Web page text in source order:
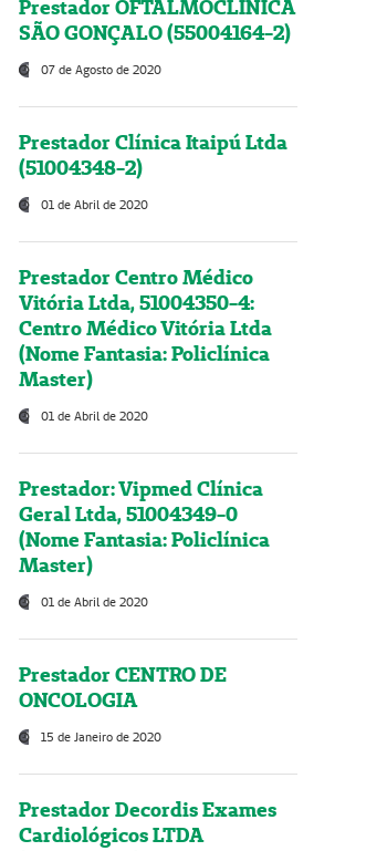
Prestador OFTALMOCLÍNICA
SÃO GONÇALO (55004164-2)
07 de Agosto de 2020
Prestador Clínica Itaipú Ltda
(51004348-2)
01 de Abril de 2020
Prestador Centro Médico
Vitória Ltda, 51004350-4:
Centro Médico Vitória Ltda
(Nome Fantasia: Policlínica
Master)
01 de Abril de 2020
Prestador: Vipmed Clínica
Geral Ltda, 51004349-0
(Nome Fantasia: Policlínica
Master)
01 de Abril de 2020
Prestador CENTRO DE
ONCOLOGIA
15 de Janeiro de 2020
Prestador Decordis Exames
Cardiológicos LTDA